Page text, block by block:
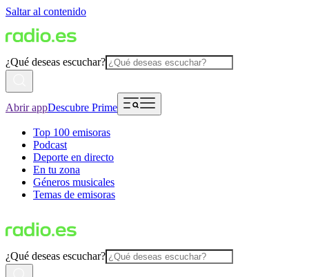
Saltar al contenido
¿Qué deseas escuchar?
Abrir appDescubre Prime
Top 100 emisoras
Podcast
Deporte en directo
En tu zona
Géneros musicales
Temas de emisoras
¿Qué deseas escuchar?